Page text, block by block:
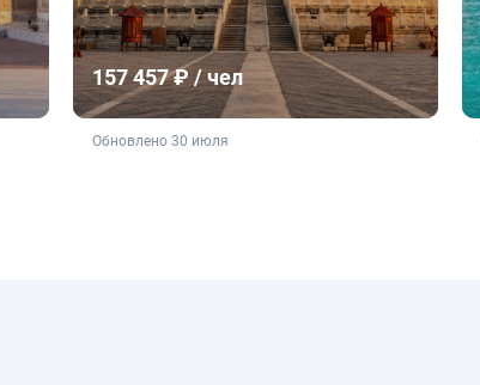
157 457 ₽ / чел
не является публичной офертой
Обновлено 30 июля